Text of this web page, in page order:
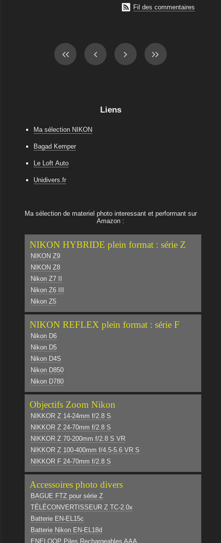
 Fil des commentaires
Liens
Ma sélection NIKON
Bagad Kemper
Le Loft Auto
Unidivers.fr
Ma sélection de materiel photo interessant et performant sur
Amazon :
NIKON HYBRIDE plein format : série Z
NIKON Z9
NIKON Z8
Nikon Z7 II
Nikon Z6 III
Nikon Z5
NIKON REFLEX plein format : série F
Nikon D6
Nikon D5
Nikon D4S
Nikon D850
Nikon D780
Objectifs Zoom Nikon
NIKKOR Z 14-24mm f/2.8 S
NIKKOR Z 24-70mm f/2.8 S
NIKKOR Z 70-200mm f/2.8 S VR
NIKKOR Z 100-400mm f/4.5-5.6 VR S
NIKKOR F 24-70mm f/2.8 S
Accessoires photo divers
BAGUE FTZ pour série Z
TÉLÉCONVERTISSEUR Z TC-2.0x
Batterie EN-EL15c
Batterie Nikon EN-EL18d
ENELOOP Piles Rechargeables AAA